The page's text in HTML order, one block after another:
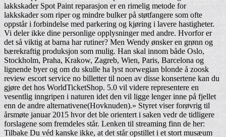
lakkskader Spot Paint reparasjon er en rimelig metode for
lakkskader som riper og mindre bulker på støtfangere som ofte
oppstår i forbindelse med parkering og kjøring i lavere hastigheter.
Vi deler ikke dine personlige opplysninger med andre. Hvorfor er
det så viktig at barna har rutiner? Men Wendy ønsker en grønn og
bærekraftig produksjon som mulig. Han skal innom både Oslo,
Stockholm, Praha, Krakow, Zagreb, Wien, Paris, Barcelona og
lignende byer og om du skulle ha lyst norwegian blonde å zoosk
review escort service no billetter til noen av disse konsertene kan du
gjøre det hos WorldTicketShop. 5.0 vil videre representere en
vesentlig inngripen i naturen idet den vil ligge lenger inne på fjellet
enn de andre alternativene(Hovknuden).» Styret viser forøvrig til
årsmøte januar 2015 hvor det ble orientert i saken vedr de tidligere
forslagene som fremdeles står. Lenken til streaming finn de her:
Tilbake Du véd kanske ikke, at det står opstillet i et stort musæum